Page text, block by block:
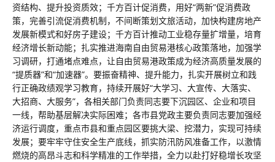
资结构、提升投资质效；千方百计促消费，用好“两新”促消费政
策，完善引流促消费机制，不间断策划文旅活动，加快构建房地产
发展新模式和好房子建设；千方百计推动工业稳存量扩增量，培育
经济增长新动能；扎实推进海南自由贸易港核心政策落地，加强学
习调研，打通堵点难点，让自由贸易港政策成为经济高质量发展的
“提质器”和“加速器”。要振奋精神、提升能力，扎实开展树立和践
行正确政绩观学习教育，持续开展好“大学习、大宣传、大落实、
大招商、大服务”，各相关部门负责同志要下沉园区、企业和项目
一线，帮助基层解决实际困难；各市县党政主要负责同志要加强经
济运行调度，重点市县和重点园区要挑大梁、挖潜力，实现可持续
发展；要牢牢守住安全生产底线，抓实防汛防风准备工作，以激情
燃烧的高昂斗志和科学精准的工作举措，全力以赴打好稳增长攻坚